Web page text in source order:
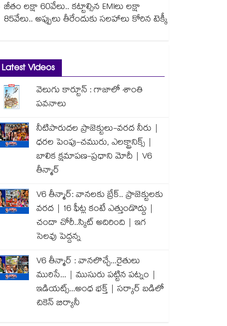
జీతం లక్షా 60వేలు.. కట్టాల్సిన EMIలు లక్షా
85వేలు.. అప్పులు తీరేందుకు సలహాలు కోరిన టెక్కీ
Latest Videos
వెలుగు కార్టూన్ : గాజాలో శాంతి
పవనాలు
నీటిపారుదల ప్రాజెక్టులు-వరద నీరు |
ధరల పెంపు-చమురు, ఎలక్ట్రానిక్స్ |
బాలిక క్షమాపణ-ప్రధాని మోదీ | V6
తీన్మార్
V6 తీన్మార్: వానలకు బ్రేక్.. ప్రాజెక్టులకు
వరద | 16 ఫీట్ల కంటే ఎత్తుండొద్దు |
చందా చోరీ..స్కిట్ అదిరింది | ఇగ
సెలవు పెద్దన్న
V6 తీన్మార్ : వానలొచ్చే...రైతులు
మురిసే... | ముసురు పట్టిన పట్నం |
ఇడియట్స్...అంధ భక్త్ | సర్కార్ బడిలో
చికెన్ బిర్యానీ